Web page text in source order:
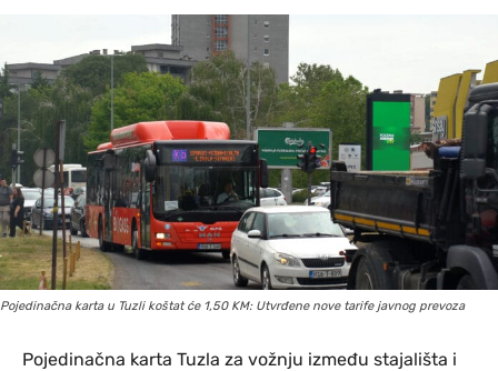
Pojedinačna karta u Tuzli koštat će 1,50 KM: Utvrđene nove tarife javnog prevoza
Pojedinačna karta Tuzla za vožnju između stajališta i